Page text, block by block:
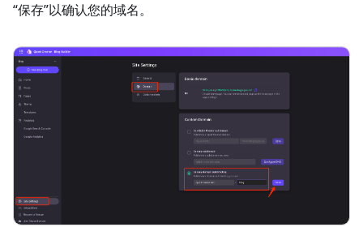
“保存”以确认您的域名。